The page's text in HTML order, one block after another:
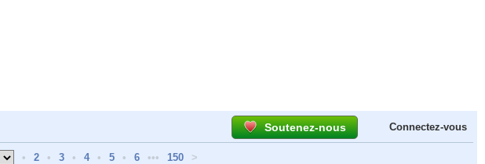
Soutenez-nous Connectez-vous
• 2 • 3 • 4 • 5 • 6 ••• 150 >